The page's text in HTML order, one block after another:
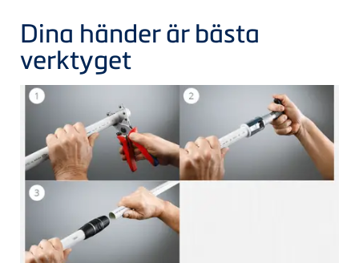
Dina händer är bästa
verktyget